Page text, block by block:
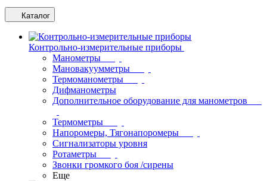
Каталог
Контрольно-измерительные приборы
Манометры
Мановакуумметры
Термоманометры
Дифманометры
Дополнительное оборудование для манометров
Термометры
Напоромеры, Тягонапоромеры
Сигнализаторы уровня
Ротаметры
Звонки громкого боя /сирены
Еще